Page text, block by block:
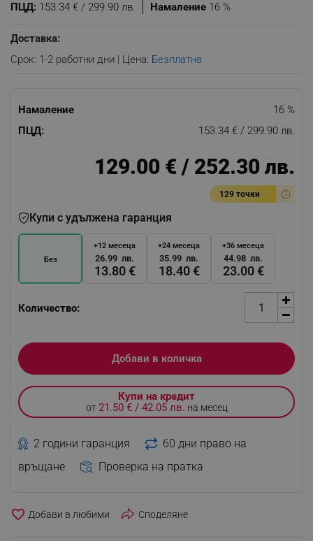
Намаление 16 %
ПЦД: 153.34 € / 299.90 лв.
Доставка:
Срок: 1-2 работни дни | Цена: Безплатна
Намаление
16 %
ПЦД:
153.34 € / 299.90 лв.
129.00 € / 252.30 лв.
129 точки
Купи с удължена гаранция
Без
+12 месеца
13.80 €
26.99 лв.
+24 месеца
18.40 €
35.99 лв.
+36 месеца
23.00 €
44.98 лв.
Количество:
Добави в количка
Купи на кредит
от21.50 € / 42.05 лв. на месец
2 години гаранция
60 дни право на
връщане
Проверка на пратка
favorite_border Споделяне